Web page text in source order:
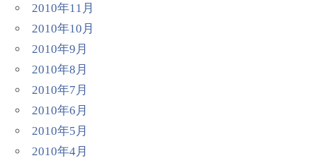
2010年11月
2010年10月
2010年9月
2010年8月
2010年7月
2010年6月
2010年5月
2010年4月